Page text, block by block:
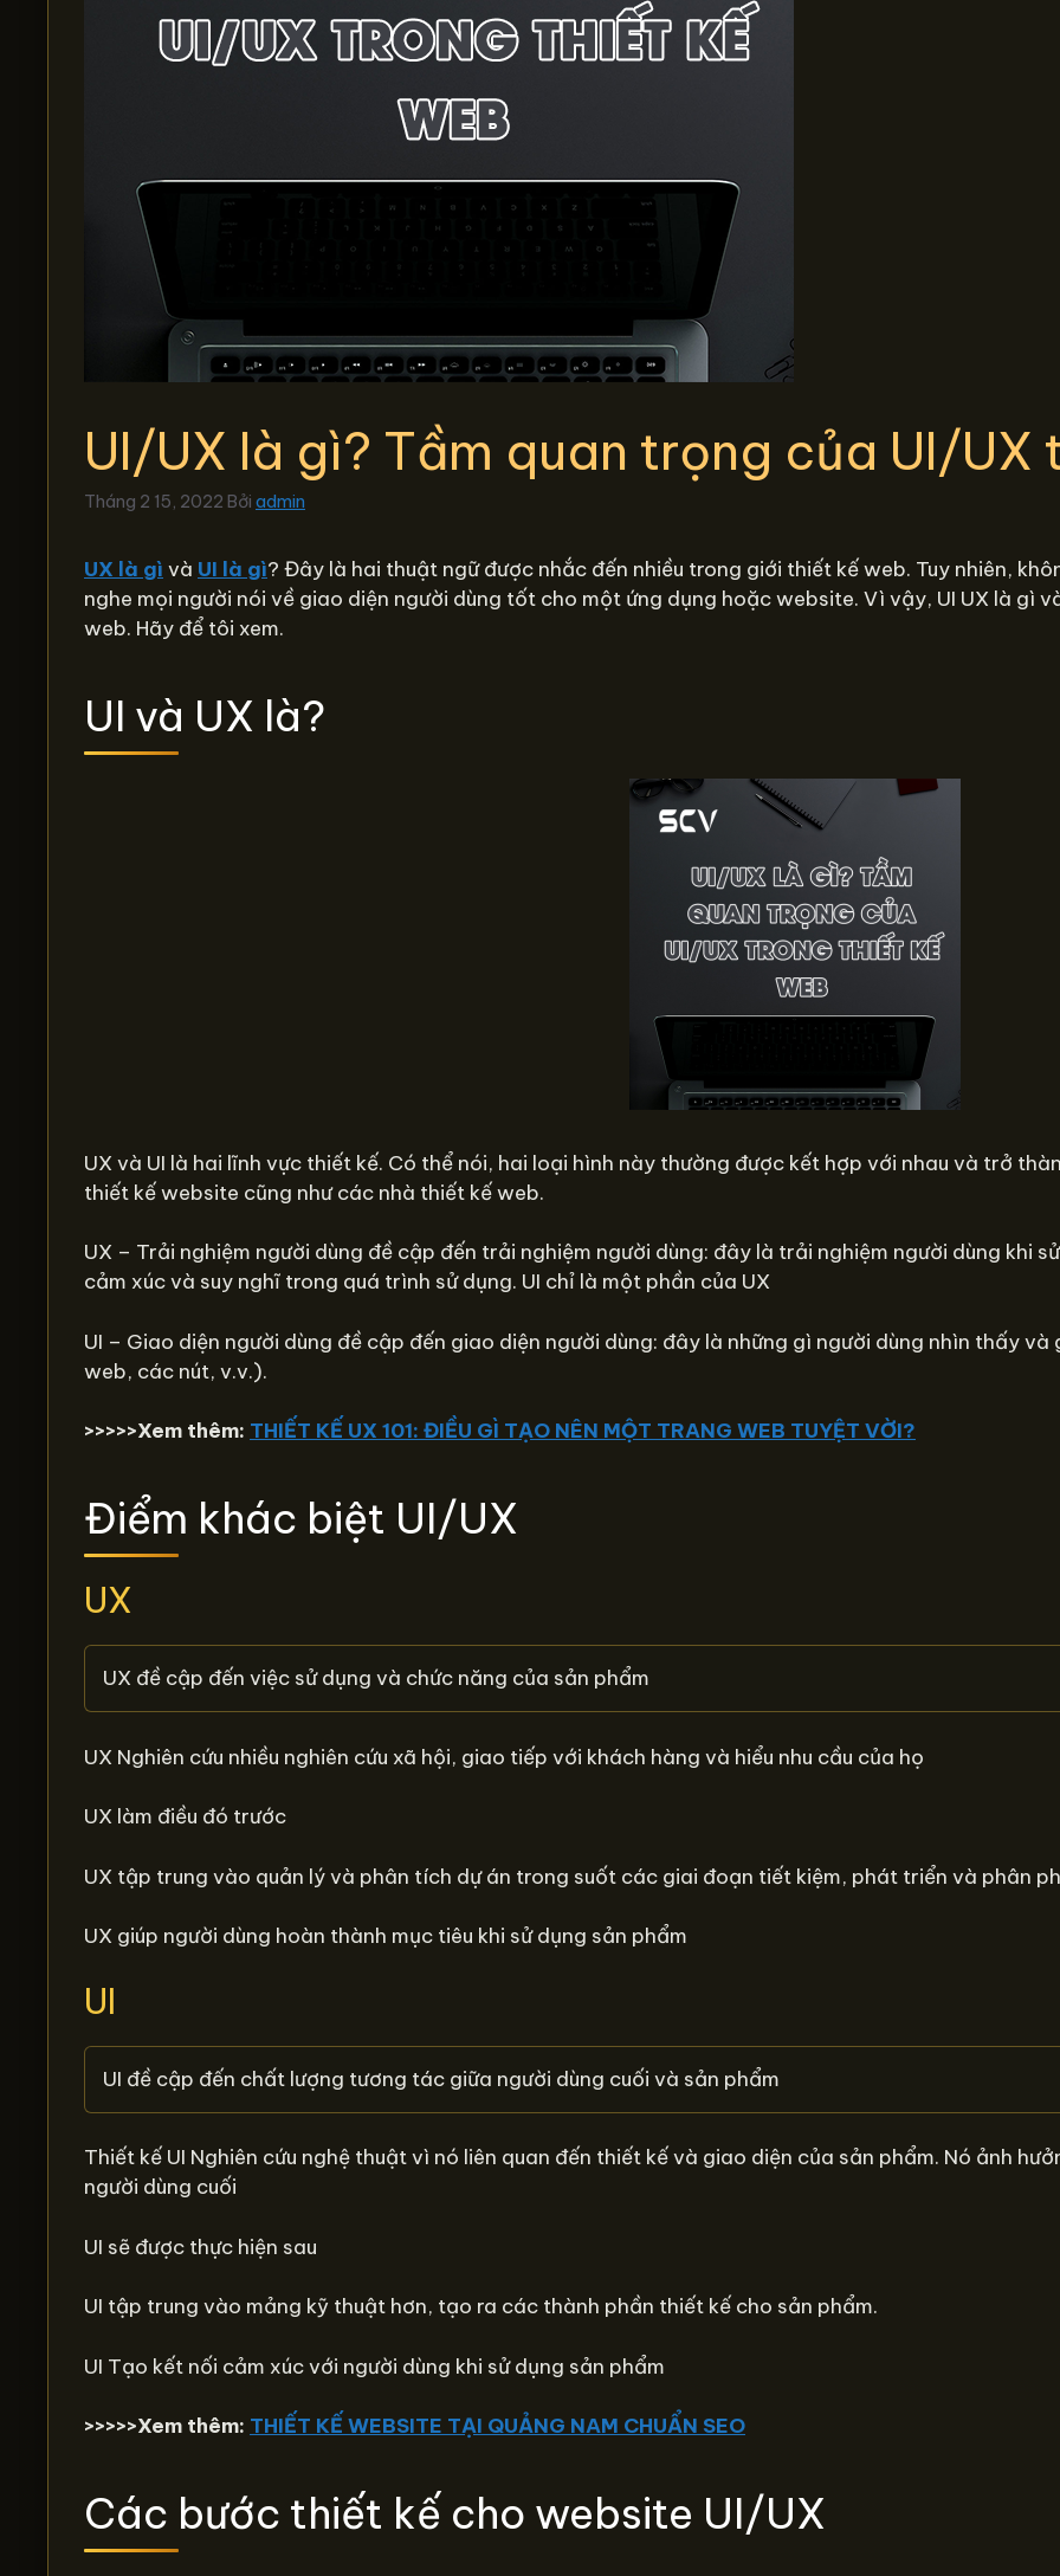
UI/UX là gì? Tầm quan trọng của UI/
Tháng 2 15, 2022 Bởi admin
UX là gì và UI là gì? Đây là hai thuật ngữ được nhắc đến nhiều trong giới thiết kế web. Tuy nhiên,
nghe mọi người nói về giao diện người dùng tốt cho một ứng dụng hoặc website. Vì vậy, UI UX là gì
web. Hãy để tôi xem.
UI và UX là?
UX và UI là hai lĩnh vực thiết kế. Có thể nói, hai loại hình này thường được kết hợp với nhau và trở
thiết kế website cũng như các nhà thiết kế web.
UX – Trải nghiệm người dùng đề cập đến trải nghiệm người dùng: đây là trải nghiệm người dùng khi
cảm xúc và suy nghĩ trong quá trình sử dụng. UI chỉ là một phần của UX
UI – Giao diện người dùng đề cập đến giao diện người dùng: đây là những gì người dùng nhìn thấy
web, các nút, v.v.).
>>>>>Xem thêm: THIẾT KẾ UX 101: ĐIỀU GÌ TẠO NÊN MỘT TRANG WEB TUYỆT VỜI?
Điểm khác biệt UI/UX
UX
UX đề cập đến việc sử dụng và chức năng của sản phẩm
UX Nghiên cứu nhiều nghiên cứu xã hội, giao tiếp với khách hàng và hiểu nhu cầu của họ
UX làm điều đó trước
UX tập trung vào quản lý và phân tích dự án trong suốt các giai đoạn tiết kiệm, phát triển và phân
UX giúp người dùng hoàn thành mục tiêu khi sử dụng sản phẩm
UI
UI đề cập đến chất lượng tương tác giữa người dùng cuối và sản phẩm
Thiết kế UI Nghiên cứu nghệ thuật vì nó liên quan đến thiết kế và giao diện của sản phẩm. Nó ảnh
người dùng cuối
UI sẽ được thực hiện sau
UI tập trung vào mảng kỹ thuật hơn, tạo ra các thành phần thiết kế cho sản phẩm.
UI Tạo kết nối cảm xúc với người dùng khi sử dụng sản phẩm
>>>>>Xem thêm: THIẾT KẾ WEBSITE TẠI QUẢNG NAM CHUẨN SEO
Các bước thiết kế cho website UI/UX